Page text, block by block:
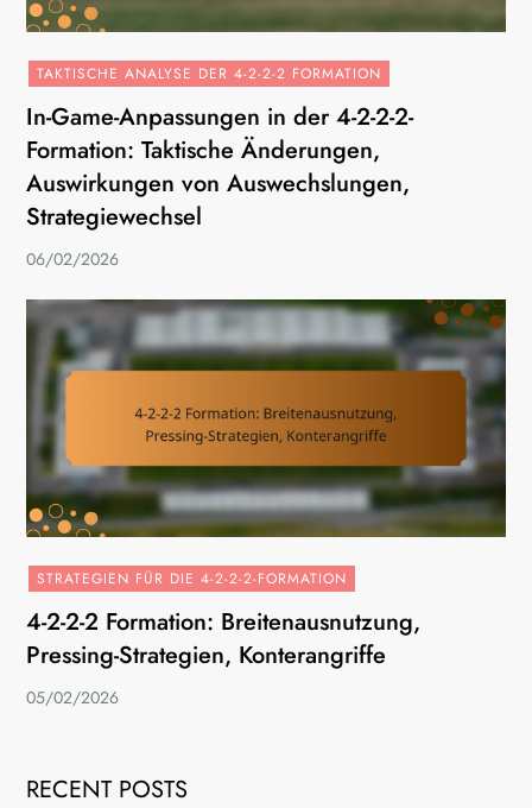
TAKTISCHE ANALYSE DER 4-2-2-2 FORMATION
In-Game-Anpassungen in der 4-2-2-2-
Formation: Taktische Änderungen,
Auswirkungen von Auswechslungen,
Strategiewechsel
06/02/2026
STRATEGIEN FÜR DIE 4-2-2-2-FORMATION
4-2-2-2 Formation: Breitenausnutzung,
Pressing-Strategien, Konterangriffe
05/02/2026
RECENT POSTS